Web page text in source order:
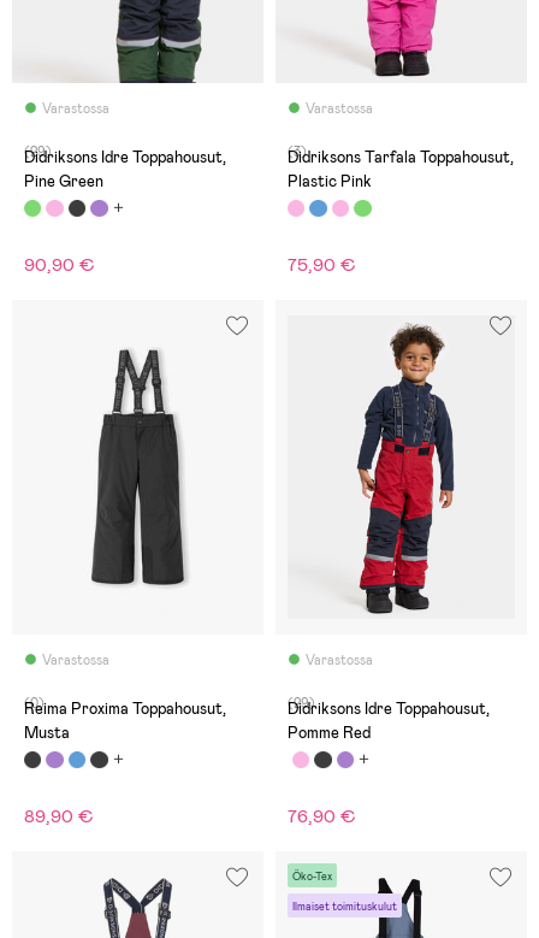
Varastossa
(29)
Didriksons Idre Toppahousut,
Pine Green
90,90 €
Varastossa
(3)
Didriksons Tarfala Toppahousut,
Plastic Pink
75,90 €
Varastossa
(0)
Reima Proxima Toppahousut,
Musta
89,90 €
Varastossa
(29)
Didriksons Idre Toppahousut,
Pomme Red
76,90 €
Öko-Tex
Ilmaiset toimituskulut